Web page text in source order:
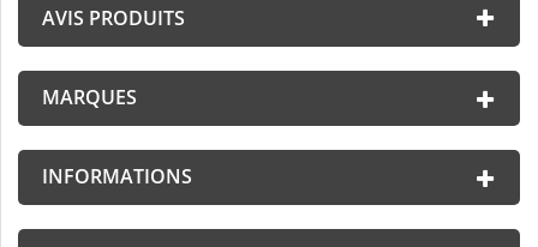
AVIS PRODUITS
MARQUES
INFORMATIONS